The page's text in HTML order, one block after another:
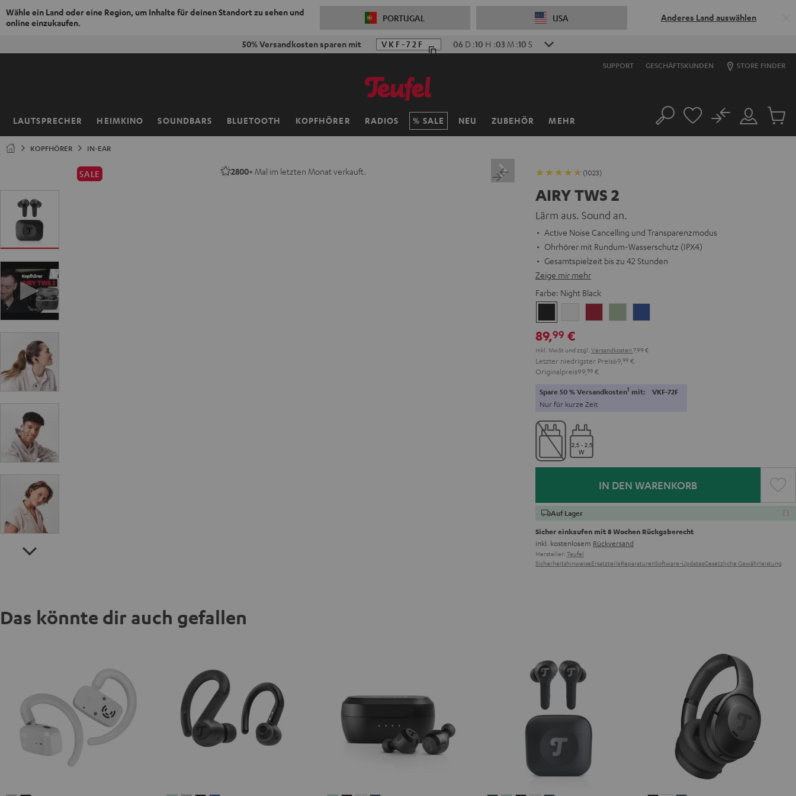
Wähle ein Land oder eine Region, um Inhalte für deinen Standort zu sehen und
online einzukaufen.
PORTUGAL USA Anderes Land auswählen
50% Versandkosten sparen mit VKF-72F 06 D :10 H :03 M :09 S
SUPPORT GESCHÄFTSKUNDEN STORE FINDER
LAUTSPRECHER HEIMKINO SOUNDBARS BLUETOOTH KOPFHÖRER RADIOS SALE NEU ZUBEHÖR MEHR
Startseite Suche
Mein
Konto
No
Artikel
KOPFHÖRER IN-EAR
2800+Mal im letzten Monat verkauft.
SALE (1023)
AIRY TWS 2
Lärm aus. Sound an.
Active Noise Cancelling und Transparenzmodus
Ohrhörer mit Rundum-Wasserschutz (IPX4)
Gesamtspielzeit bis zu 42 Stunden
Zeige mir mehr
Farbe: Night Black
Black
White
Red
Green
89,99 €
Inkl. MwSt und zzgl. Versandkosten 7,99 €
Letzter niedrigster Preis69, 99 €
Originalpreis99, 99 €
Spare 50 % Versandkosten1 mit: VKF-72F
Nur für kurze Zeit
IN DEN WARENKORB
Auf Lager
Sicher einkaufen mit 8 Wochen Rückgaberecht
inkl. kostenlosem Rückversand
Hersteller: Teufel
SicherheitshinweiseErsatzteileReparaturenSoftware-UpdatesGesetzliche Gewährleistung
Das könnte dir auch gefallen